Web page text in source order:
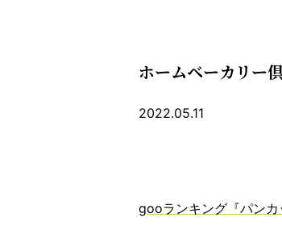
ホームベーカリー
2022.05.11
gooランキング『パンカ